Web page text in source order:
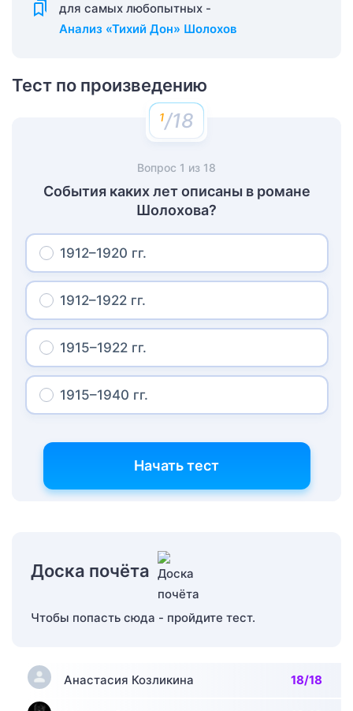
для самых любопытных -
Анализ «Тихий Дон» Шолохов
Тест по произведению
/18
Вопрос 1 из 18
События каких лет описаны в романе
Шолохова?
1912–1920 гг.
1912–1922 гг.
1915–1922 гг.
1915–1940 гг.
Начать тест
Доска почёта
Чтобы попасть сюда - пройдите тест.
Анастасия Козликина 18/18